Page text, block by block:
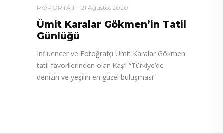
RÖPORTAJ 21 Ağustos 2020
Ümit Karalar Gökmen’in Tatil
Günlüğü
Influencer ve Fotoğrafçı Ümit Karalar Gökmen
tatil favorilerinden olan Kaş’ı “Türkiye’de
denizin ve yeşilin en güzel buluşması”